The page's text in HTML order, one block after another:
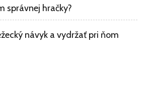
správnej hračky?
návyk a vydržať pri ňom